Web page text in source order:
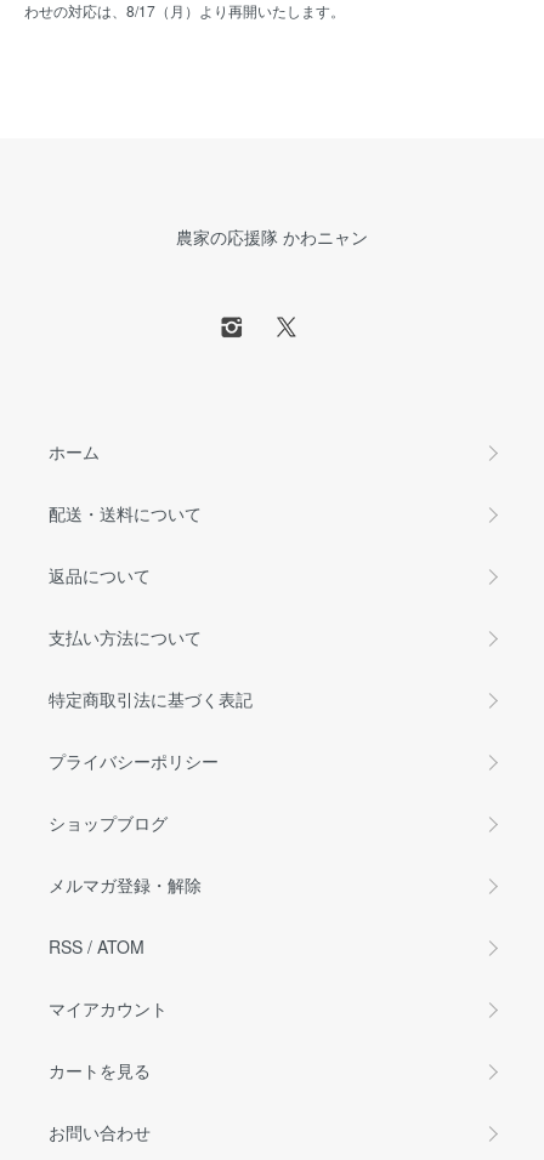
わせの対応は、8/17（月）より再開いたします。
農家の応援隊 かわニャン
ホーム
配送・送料について
返品について
支払い方法について
特定商取引法に基づく表記
プライバシーポリシー
ショップブログ
メルマガ登録・解除
RSS / ATOM
マイアカウント
カートを見る
お問い合わせ